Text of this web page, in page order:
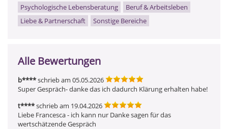
Psychologische Lebensberatung
Beruf & Arbeitsleben
Liebe & Partnerschaft
Sonstige Bereiche
Alle Bewertungen
b****schrieb am 05.05.2026
Super Gespräch- danke das ich dadurch Klärung erhalten habe!
t****schrieb am 19.04.2026
Liebe Francesca - ich kann nur Danke sagen für das
wertschätzende Gespräch